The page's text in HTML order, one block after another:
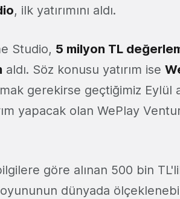
, ilk yatırımını aldı.
Studio, 5 milyon TL
aldı. Söz konusu yatırım ise
gerekirse geçtiğimiz Eylül
yapacak olan WePlay
göre alınan 500 bin
oyununun dünyada